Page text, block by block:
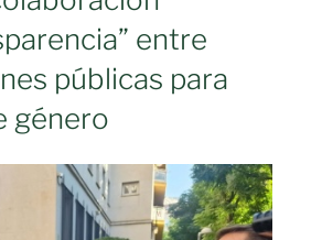
entre
públicas para
género